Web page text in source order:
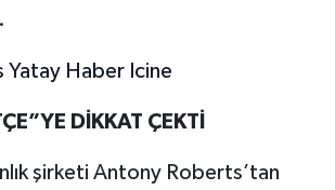
DİKKAT ÇEKTİ
şirketi Antony Roberts’tan